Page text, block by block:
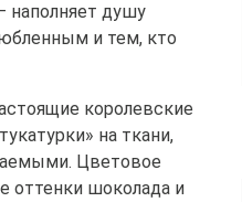
наполняет душу
и тем, кто
королевские
на ткани,
Цветовое
оттенки шоколада и